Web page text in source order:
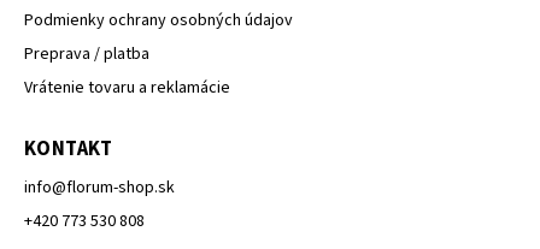
Podmienky ochrany osobných údajov
Preprava / platba
Vrátenie tovaru a reklamácie
KONTAKT
info@florum-shop.sk
+420 773 530 808